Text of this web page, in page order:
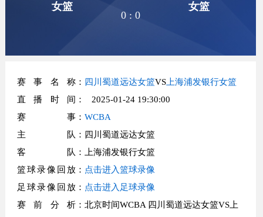
女篮
0 :0
女篮
赛事名称： 四川蜀道远达女篮VS上海浦发银行女篮
直播时间 ： 2025-01-24 19:30:00
赛事： WCBA
主队 ：四川蜀道远达女篮
客队 ：上海浦发银行女篮
篮球录像回放： 点击进入篮球录像
足球录像回放： 点击进入足球录像
赛前分析：北京时间WCBA 四川蜀道远达女篮VS上